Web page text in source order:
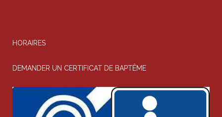
HORAIRES
DEMANDER UN CERTIFICAT DE BAPTÊME